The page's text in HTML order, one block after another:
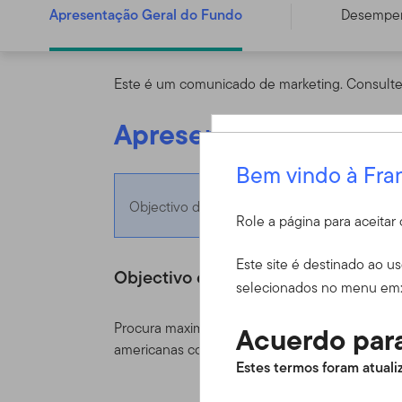
ID do usuário
Senha
Apresentação Geral do Fundo
Este é um comunicado de marketing.
Apresentação Geral
Objectivo do Fundo
Objectivo do Fundo
Procura maximizar o rendimento e
americanas com notação investment grade
Bem vindo à
Role a página para
Este site é destinado ao
selecionados no menu em:
Acuerdo
Estes termos foram